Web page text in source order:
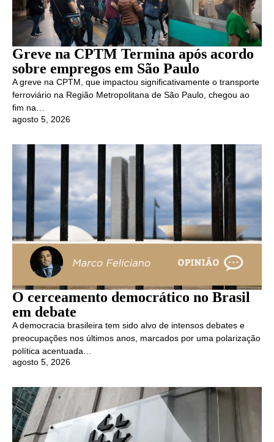
Greve na CPTM Termina após acordo
sobre empregos em São Paulo
A greve na CPTM, que impactou significativamente o transporte
ferroviário na Região Metropolitana de São Paulo, chegou ao
fim na…
agosto 5, 2026
O cerceamento democrático no Brasil
em debate
A democracia brasileira tem sido alvo de intensos debates e
preocupações nos últimos anos, marcados por uma polarização
política acentuada…
agosto 5, 2026